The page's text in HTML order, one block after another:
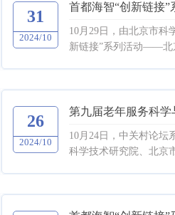
31
2024/10
首都海智“创新链接
10月29日，由北京市科
新链接”系列活动——北
26
2024/10
第九届老年服务科
10月24日，中关村论坛
科学技术研究院、北京